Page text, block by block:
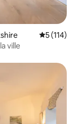
Évaluation
5 (114)
ville